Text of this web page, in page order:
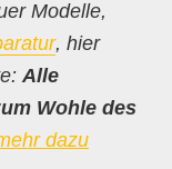
Modelle,
, hier
Alle
Wohle des
dazu